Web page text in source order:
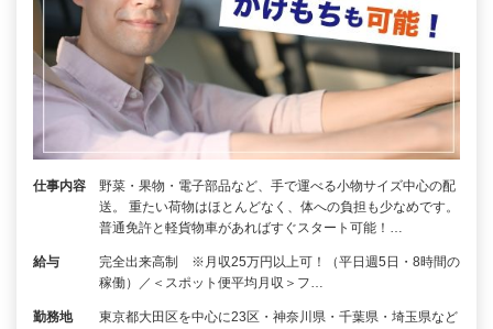
仕事内容
野菜・果物・電子部品など、手で運べる小物サイズ中心の配
送。 重たい荷物はほとんどなく、体への負担も少なめです。
普通免許と軽貨物車があればすぐスタート可能！…
給与
完全出来高制 ※月収25万円以上可！（平日週5日・8時間の
稼働）／＜スポット便平均月収＞フ…
勤務地
東京都大田区を中心に23区・神奈川県・千葉県・埼玉県など